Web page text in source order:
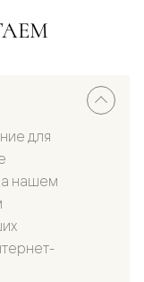
для
нашем